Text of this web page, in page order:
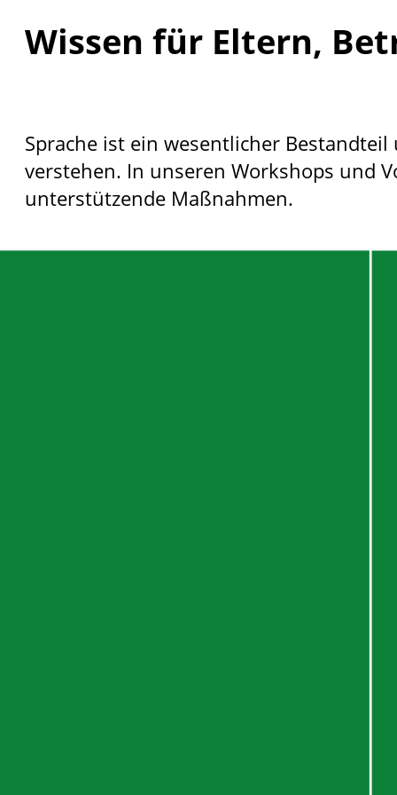
Wissen für Eltern,
Sprache ist ein wesentlicher
verstehen. In unseren Workshops und
unterstützende Maßnahmen.